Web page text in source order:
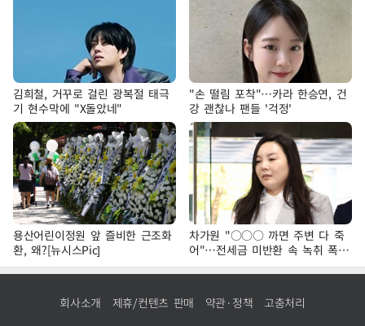
김희철, 거꾸로 걸린 광복절 태극
기 현수막에 "X돌았네"
"손 떨림 포착"…카라 한승연, 건
강 괜찮나 팬들 '걱정'
용산어린이정원 앞 즐비한 근조화
환, 왜?[뉴시스Pic]
차가원 "○○○ 까면 주변 다 죽
어"…전세금 미반환 속 녹취 폭로
파장
회사소개 제휴/컨텐츠 판매 약관·정책 고충처리